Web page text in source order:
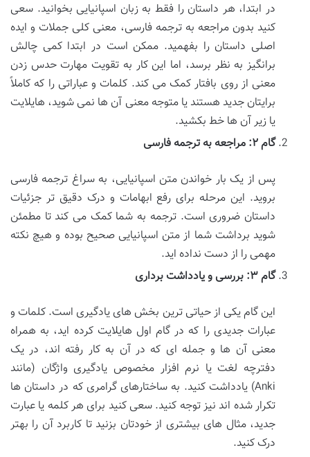
در ابتدا، هر داستان را فقط به زبان اسپانیایی بخوانید. سعی
کنید بدون مراجعه به ترجمه فارسی، معنی کلی جملات و ایده
اصلی داستان را بفهمید. ممکن است در ابتدا کمی چالش
برانگیز به نظر برسد، اما این کار به تقویت مهارت حدس زدن
معنی از روی بافتار کمک می کند. کلمات و عباراتی را که کاملاً
برایتان جدید هستند یا متوجه معنی آن ها نمی شوید، هایلایت
یا زیر آن ها خط بکشید.
گام ۲: مراجعه به ترجمه فارسی
پس از یک بار خواندن متن اسپانیایی، به سراغ ترجمه فارسی
بروید. این مرحله برای رفع ابهامات و درک دقیق تر جزئیات
داستان ضروری است. ترجمه به شما کمک می کند تا مطمئن
شوید برداشت شما از متن اسپانیایی صحیح بوده و هیچ نکته
مهمی را از دست نداده اید.
گام ۳: بررسی و یادداشت برداری
این گام یکی از حیاتی ترین بخش های یادگیری است. کلمات و
عبارات جدیدی را که در گام اول هایلایت کرده اید، به همراه
معنی آن ها و جمله ای که در آن به کار رفته اند، در یک
دفترچه لغت یا نرم افزار مخصوص یادگیری واژگان (مانند
Anki) یادداشت کنید. به ساختارهای گرامری که در داستان ها
تکرار شده اند نیز توجه کنید. سعی کنید برای هر کلمه یا عبارت
جدید، مثال های بیشتری از خودتان بزنید تا کاربرد آن را بهتر
درک کنید.